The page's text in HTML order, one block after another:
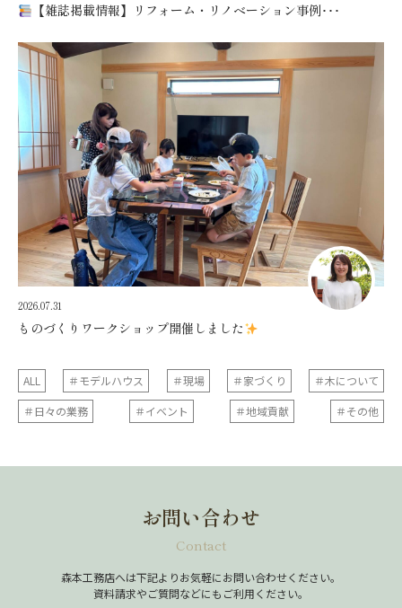
【雑誌掲載情報】リフォーム・リノベーション事例･･･
2026.07.31
ものづくりワークショップ開催しました
ALL ＃モデルハウス ＃現場 ＃家づくり
＃木について
＃日々の業務
＃イベント ＃地域貢献 ＃その他
お問い合わせ
Contact
森本工務店へは下記よりお気軽にお問い合わせください。
資料請求やご質問などにもご利用ください。